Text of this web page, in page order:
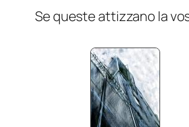
Se queste attizzano la